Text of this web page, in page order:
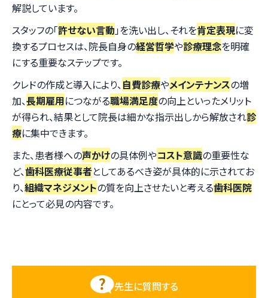
解説しています。
スタッフの「許せない言動」を洗い出し、それを肯定表現に変
換するプロセスは、院長自身の経営哲学や診療理念を明確
にする重要なステップです。
クレドの作成と導入により、自費診療やメインテナンスの増
加、長期雇用につながる職場満足度の向上といったメリット
が得られ、結果として院長は細かな指示出しから解放され診
療に集中できます。
また、患者様への声かけの具体例やコスト意識の重要性な
ど、歯科医療従事者としてあるべき姿が具体的に示されてお
り、組織マネジメントの質を向上させたいと考える歯科医院
にとって必見の内容です。
先生に質問する